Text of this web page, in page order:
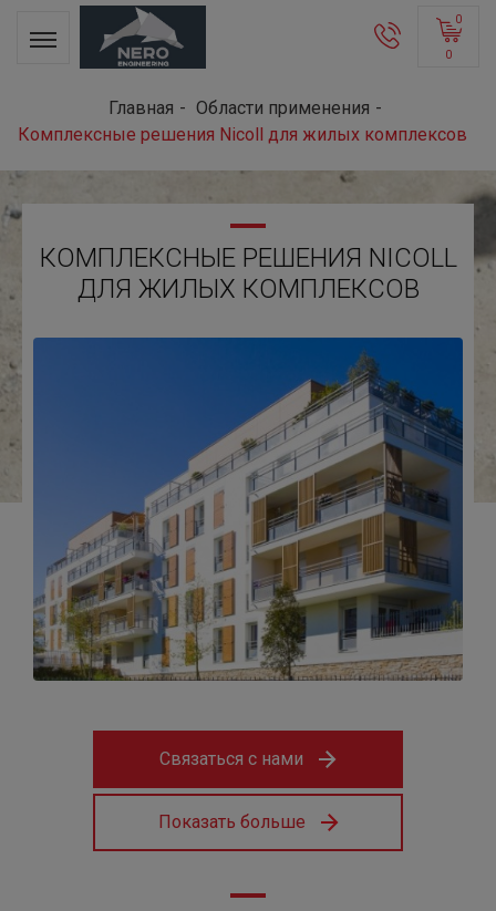
0
0
Главная
Области применения
Комплексные решения Nicoll для жилых комплексов
КОМПЛЕКСНЫЕ РЕШЕНИЯ NICOLL
ДЛЯ ЖИЛЫХ КОМПЛЕКСОВ
Связаться с нами
Показать больше